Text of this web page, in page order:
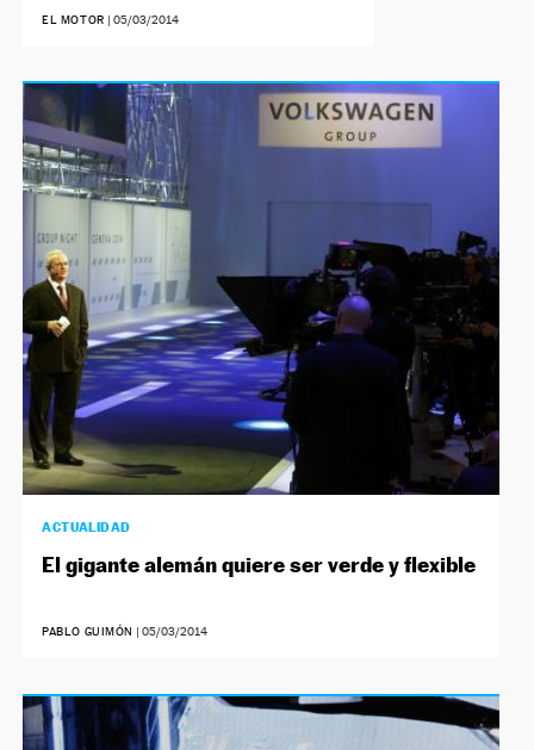
EL MOTOR | 05/03/2014
ACTUALIDAD
El gigante alemán quiere ser verde y flexible
PABLO GUIMÓN |05/03/2014